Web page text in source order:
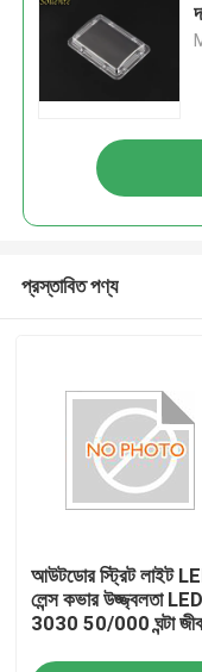
প্রস্তাবিত পণ্য
আউটডোর স্ট্রিট লাইট
লেন্স কভার উজ্জ্বলতা LED
3030 50/000 ঘন্টা